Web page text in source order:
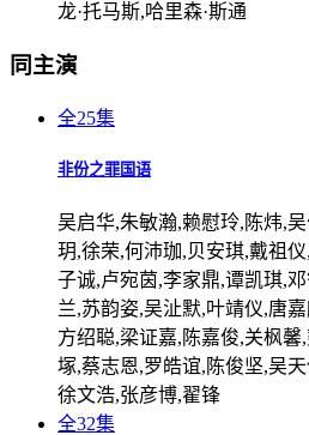
龙·托马斯,哈里森·斯通
同主演
全25集
非份之罪国语
吴启华,朱敏瀚,赖慰玲,陈炜,
玥,徐荣,何沛珈,贝安琪,戴祖
子诚,卢宛茵,李家鼎,谭凯琪,
兰,苏韵姿,吴沚默,叶靖仪,唐
方绍聪,梁证嘉,陈嘉俊,关枫
塚,蔡志恩,罗皓谊,陈俊坚,吴
徐文浩,张彦博,翟锋
全32集